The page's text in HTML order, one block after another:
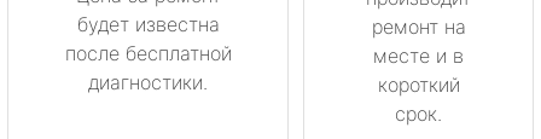
будет известна
после бесплатной
диагностики.
ремонт на
месте и в
короткий
срок.